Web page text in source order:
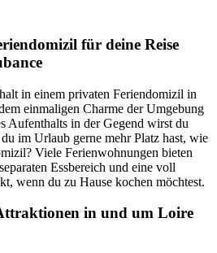
für deine Reise
in einem privaten Feriendomizil in
einmaligen Charme der Umgebung
Aufenthalts in der Gegend wirst du
im Urlaub gerne mehr Platz hast, wie
Viele Ferienwohnungen bieten
Essbereich und eine voll
wenn du zu Hause kochen möchtest.
in und um Loire